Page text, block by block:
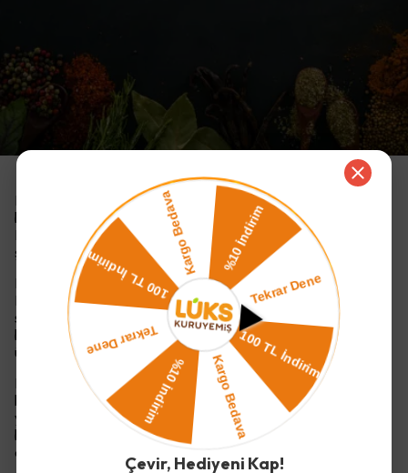
Baharatlar, yemeklerin tadını ve aromasını arttıran, çeşitli
bitkilerden elde edilen kurutulmuş tozlar veya bileşenlerdir.
Birçok yemekte kullanılırlar ve farklı kültürlerde değişik
şekillerde kullanılırlar.
Baharatların tarihi, antik Mısır ve Hindistan’a kadar uzar.
Mısır’ın Eski Krallık döneminde baharatlar, mumyalama
sürecinde kullanılıyordu. Hindistan ise, baharatların evrensel
bir öneme sahip olduğu bir ülkedir ve hala baharatların
üretiminin en büyük ülkelerinden biridir.
Baharatlar genellikle taze olarak kullanılır, ancak kurutulmuş
haliyle de satılırlar. Kurutulmuş baharatlar, yemeklerde daha
yoğun bir aroma veren toz halinde satılır. Kurutulmuş
baharatların tadı, taze baharatlardan daha yoğun olur ve
daha uzun süre dayanır.
Çevir, Hediyeni Kap!